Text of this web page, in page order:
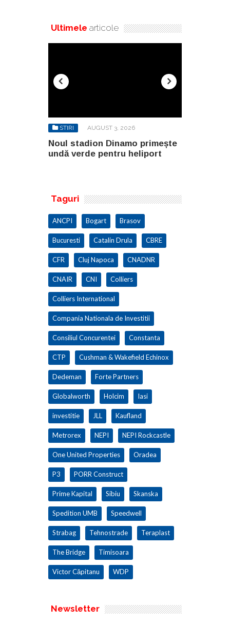
Ultimele articole
STIRI AUGUST 3, 2026
Noul stadion Dinamo primește
undă verde pentru heliport
Taguri
ANCPI Bogart Brasov
Bucuresti Catalin Drula CBRE
CFR Cluj Napoca CNADNR
CNAIR CNI Colliers
Colliers International
Compania Nationala de Investitii
Consiliul Concurentei Constanta
CTP Cushman & Wakefield Echinox
Dedeman Forte Partners
Globalworth Holcim Iasi
investitie JLL Kaufland
Metrorex NEPI NEPI Rockcastle
One United Properties Oradea
P3 PORR Construct
Prime Kapital Sibiu Skanska
Spedition UMB Speedwell
Strabag Tehnostrade Teraplast
The Bridge Timisoara
Victor Căpitanu WDP
Newsletter